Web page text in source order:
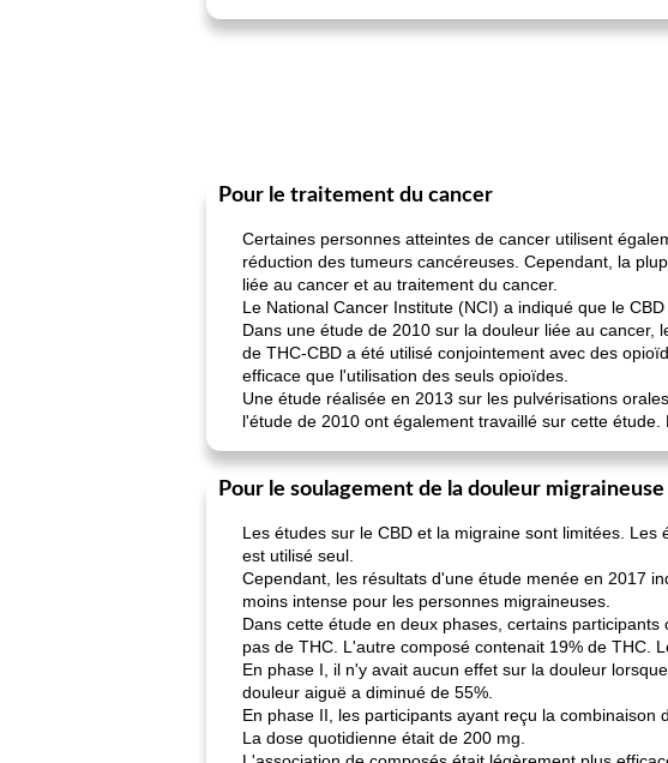
Pour le traitement du cancer
Certaines personnes atteintes de cancer utilisent
réduction des tumeurs cancéreuses. Cependant, la
liée au cancer et au traitement du cancer.
Le National Cancer Institute (NCI) a indiqué que le
Dans une étude de 2010 sur la douleur liée au
de THC-CBD a été utilisé conjointement avec des
efficace que l'utilisation des seuls opioïdes.
Une étude réalisée en 2013 sur les pulvérisations
l'étude de 2010 ont également travaillé sur cette
Pour le soulagement de la douleur migraineuse
Les études sur le CBD et la migraine sont limitées.
est utilisé seul.
Cependant, les résultats d'une étude menée en 2017
moins intense pour les personnes migraineuses.
Dans cette étude en deux phases, certains
pas de THC. L'autre composé contenait 19% de THC.
En phase I, il n'y avait aucun effet sur la douleur
douleur aiguë a diminué de 55%.
En phase II, les participants ayant reçu la
La dose quotidienne était de 200 mg.